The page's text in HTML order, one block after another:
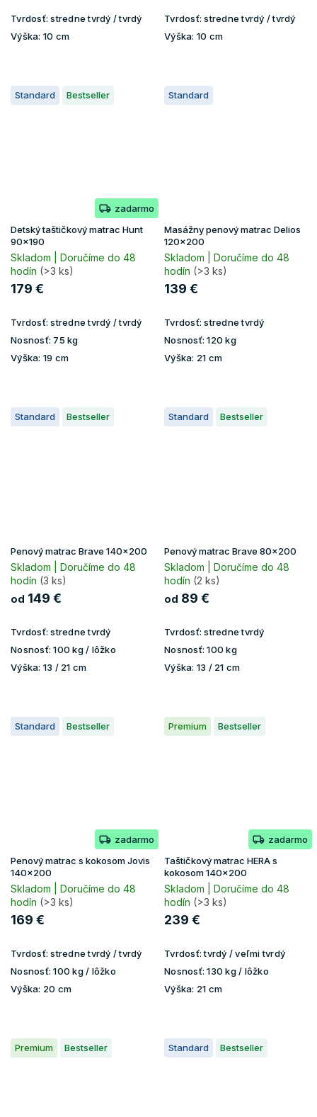
Tvrdosť: stredne tvrdý / tvrdý
Výška: 10 cm
Tvrdosť: stredne tvrdý / tvrdý
Výška: 10 cm
Standard Bestseller
zadarmo
Detský taštičkový matrac Hunt
90x190
Skladom | Doručíme do 48
hodín (>3 ks)
179 €
Tvrdosť: stredne tvrdý / tvrdý
Nosnosť: 75 kg
Výška: 19 cm
Standard
Masážny penový matrac Delios
120x200
Skladom | Doručíme do 48
hodín (>3 ks)
139 €
Tvrdosť: stredne tvrdý
Nosnosť: 120 kg
Výška: 21 cm
Standard Bestseller
Penový matrac Brave 140x200
Skladom | Doručíme do 48
hodín (3 ks)
od 149 €
Tvrdosť: stredne tvrdý
Nosnosť: 100 kg / lôžko
Výška: 13 / 21 cm
Standard Bestseller
Penový matrac Brave 80x200
Skladom | Doručíme do 48
hodín (2 ks)
od 89 €
Tvrdosť: stredne tvrdý
Nosnosť: 100 kg
Výška: 13 / 21 cm
Standard Bestseller
zadarmo
Penový matrac s kokosom Jovis
140x200
Skladom | Doručíme do 48
hodín (>3 ks)
169 €
Tvrdosť: stredne tvrdý / tvrdý
Nosnosť: 100 kg / lôžko
Výška: 20 cm
Premium Bestseller
zadarmo
Taštičkový matrac HERA s
kokosom 140x200
Skladom | Doručíme do 48
hodín (>3 ks)
239 €
Tvrdosť:tvrdý / veľmi tvrdý
Nosnosť: 130 kg / lôžko
Výška: 21 cm
Premium Bestseller Standard Bestseller